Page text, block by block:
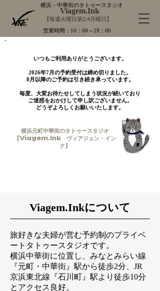
Viagem.Ink
横浜・中華街のタトゥースタジオ
営業時間：10：00～19：00
【毎週火曜日第2.4月曜日】
いつもご利用ありがとうございます。​
2026年7月の予約受付は締め切りました。​​
8月以降のご予約は引き続き承っています。
​毎度、大変お待たせしてしまう状況が続いており
ご迷惑をおかけして申し訳ございません。
​どうぞよろしくお願いいたします。
横浜元町中華街のタトゥースタジオ
【Viagem.Ink ヴィアジェン・イン
ク】
Viagem.Ink​について
​旅好きな夫婦が営む予約制のプライベ
ートタトゥースタジオです。
横浜中華街に位置し、みなとみらい線
『元町・中華街』駅から徒歩2分、JR
京浜東北線『石川町』駅より徒歩10分
とアクセス良好。